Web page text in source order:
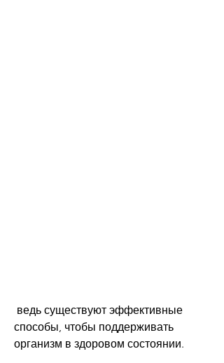
способы, чтобы поддерживать
организм в здоровом состоянии.